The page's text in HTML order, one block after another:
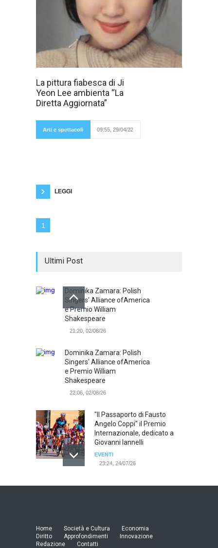
La pittura fiabesca di Ji
Yeon Lee ambienta “La
Diretta Aggiornata”
Arti e spettacoli 09:55, 29/04/22
LEGGI
1
Ultimi Post
Dominika Zamara: Polish
Singers' Alliance ofAmerica
e Premio William
Shakespeare
21:20, 02/08/26
Dominika Zamara: Polish
Singers' Alliance ofAmerica
e Premio William
Shakespeare
22:06, 02/08/26
"Il Passaporto di Fausto
Angelo Coppi" il Premio
Internazionale, dedicato a
Giovanni Iannelli
EVENTI
23:24, 24/07/26
RIMINI, PRIMO CONVEGNO
EVENTI
19:44, 24/07/26
Home Società e Cultura
Economia
Diritto
Approfondimenti
Innovazione
Redazione
Contatti